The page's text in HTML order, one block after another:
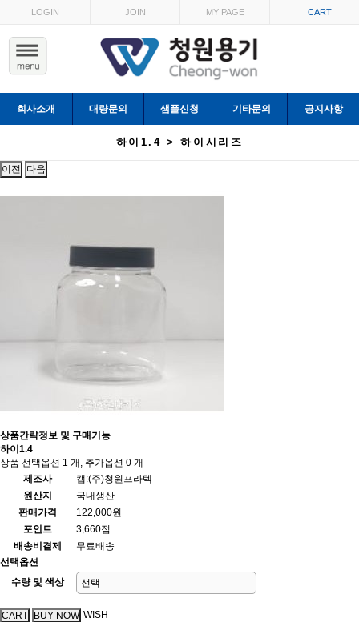
LOGIN JOIN MY PAGE CART
회사소개 대량문의 샘플신청 기타문의 공지사항
하이1.4 > 하이시리즈
이전 다음
상품간략정보 및 구매기능
하이1.4
상품 선택옵션 1 개, 추가옵션 0 개
제조사
캡:(주)청원프라텍
원산지
국내생산
판매가격
122,000원
포인트
3,660점
배송비결제
무료배송
선택옵션
수량 및 색상
WISH